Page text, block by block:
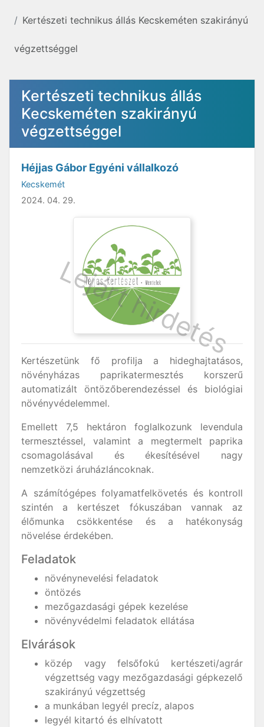
Kertészeti technikus állás Kecskeméten szakirányú
végzettséggel
Kertészeti technikus állás
Kecskeméten szakirányú
végzettséggel
Héjjas Gábor Egyéni vállalkozó
Kecskemét
2024. 04. 29.
Kertészetünk fő profilja a hideghajtatásos,
növényházas paprikatermesztés korszerű
automatizált öntözőberendezéssel és biológiai
növényvédelemmel.
Emellett 7,5 hektáron foglalkozunk levendula
termesztéssel, valamint a megtermelt paprika
csomagolásával és ékesítésével nagy
nemzetközi áruházláncoknak.
A számítógépes folyamatfelkövetés és kontroll
szintén a kertészet fókuszában vannak az
élőmunka csökkentése és a hatékonyság
növelése érdekében.
Feladatok
növénynevelési feladatok
öntözés
mezőgazdasági gépek kezelése
növényvédelmi feladatok ellátása
Elvárások
közép vagy felsőfokú kertészeti/agrár
végzettség vagy mezőgazdasági gépkezelő
szakirányú végzettség
a munkában legyél precíz, alapos
legyél kitartó és elhívatott